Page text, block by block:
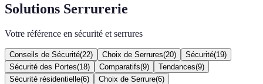
Solutions Serrurerie
Votre référence en sécurité et serrures
Conseils de Sécurité(22) Choix de Serrures(20) Sécurité(19)
Sécurité des Portes(18) Comparatifs(9) Tendances(9)
Sécurité résidentielle(6) Choix de Serrure(6)